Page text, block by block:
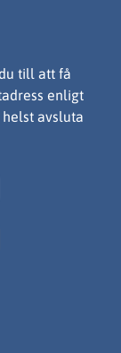
till att få
enligt
avsluta